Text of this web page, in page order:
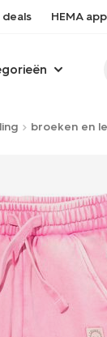
HEMA app
broeken en